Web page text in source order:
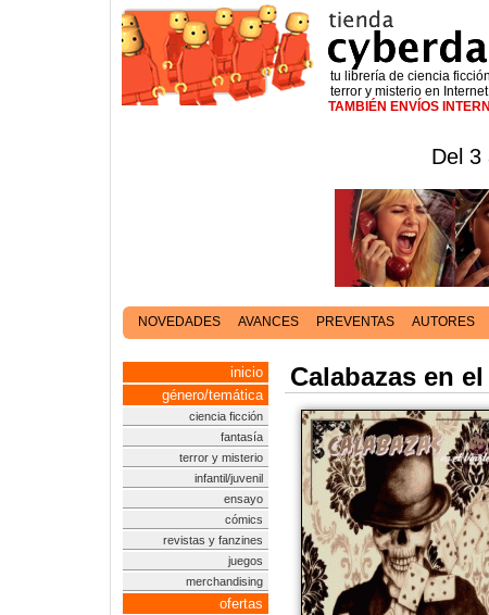
tu librería de ciencia
terror y misterio en Internet
TAMBIÉN ENVÍOS
Del 3
NOVEDADES AVANCES PREVENTAS AUTORES
inicio
género/temática
ciencia ficción
fantasía
terror y misterio
infantil/juvenil
ensayo
cómics
revistas y fanzines
juegos
merchandising
ofertas
Calabazas en